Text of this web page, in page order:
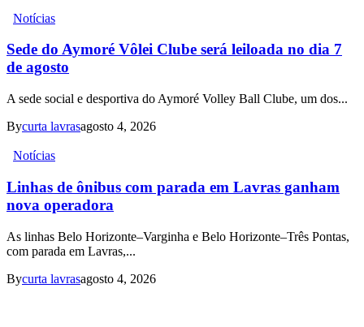
Notícias
Sede do Aymoré Vôlei Clube será leiloada no dia 7
de agosto
A sede social e desportiva do Aymoré Volley Ball Clube, um dos...
Bycurta lavrasagosto 4, 2026
Notícias
Linhas de ônibus com parada em Lavras ganham
nova operadora
As linhas Belo Horizonte–Varginha e Belo Horizonte–Três Pontas,
com parada em Lavras,...
Bycurta lavrasagosto 4, 2026